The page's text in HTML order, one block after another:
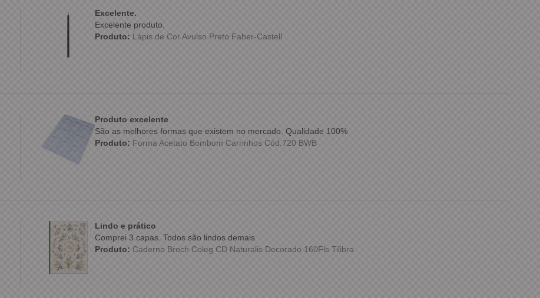
Excelente.
Excelente produto.
Produto:Lápis de Cor Avulso Preto Faber-Castell
Produto excelente
São as melhores formas que existem no mercado. Qualidade 100%
Produto:Forma Acetato Bombom Carrinhos Cód.720 BWB
Lindo e prático
Comprei 3 capas. Todos são lindos demais
Produto:Caderno Broch Coleg CD Naturalis Decorado 160Fls Tilibra